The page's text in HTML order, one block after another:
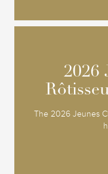
2026
The 2026 Jeunes
2026